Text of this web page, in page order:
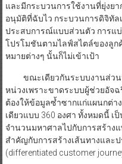
และมีกระบวนการใช้งานที่ยุ่งย
อนุมัติที่ฉับไว กระบวนการดิจิทั
ประสบการณ์แบบส่วนตัว การแ
โปรโมชันตามไลฟ์สไตล์ของลูก
หมายต่างๆ นั้นก็ไม่เข้าเป้า
ขณะเดียวกันระบบงานส่วน
หน่วงเพราะขาดระบบผู้ช่วยอัจ
ต้องให้ข้อมูลซ้ำซากแก่แผนกต่า
เดียวแบบ 360 องศา ทั้งหมดนี้ เ
จำนวนมหาศาลไปกับการสร้าง
สำคัญกับการสร้างเส้นทางและ
(differentiated customer